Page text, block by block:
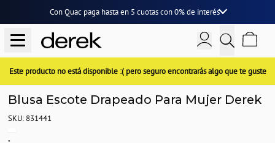
Con Quac paga hasta en 5 cuotascon0% de interés
Este producto no está disponible :( pero seguro encontrarás algo que te guste
Blusa Escote Drapeado Para Mujer Derek
SKU: 831441